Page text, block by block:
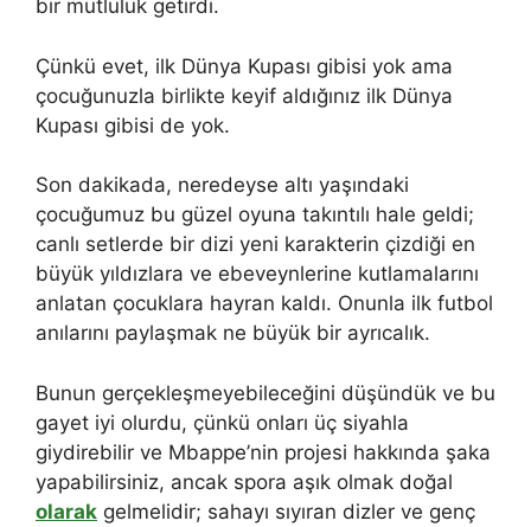
bir mutluluk getirdi.
Çünkü evet, ilk Dünya Kupası gibisi yok ama
çocuğunuzla birlikte keyif aldığınız ilk Dünya
Kupası gibisi de yok.
Son dakikada, neredeyse altı yaşındaki
çocuğumuz bu güzel oyuna takıntılı hale geldi;
canlı setlerde bir dizi yeni karakterin çizdiği en
büyük yıldızlara ve ebeveynlerine kutlamalarını
anlatan çocuklara hayran kaldı. Onunla ilk futbol
anılarını paylaşmak ne büyük bir ayrıcalık.
Bunun gerçekleşmeyebileceğini düşündük ve bu
gayet iyi olurdu, çünkü onları üç siyahla
giydirebilir ve Mbappe’nin projesi hakkında şaka
yapabilirsiniz, ancak spora aşık olmak doğal
olarak gelmelidir; sahayı sıyıran dizler ve genç